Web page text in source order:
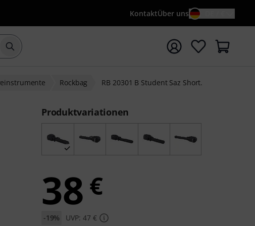
KontaktÜber uns
Suche mit Suchwort {searchTerm} starten
Rockbag RB 20301 B Student Saz Short.
Produktvariationen
38 €
-19% UVP: 47 €